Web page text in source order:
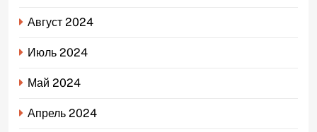
Август 2024
Июль 2024
Май 2024
Апрель 2024